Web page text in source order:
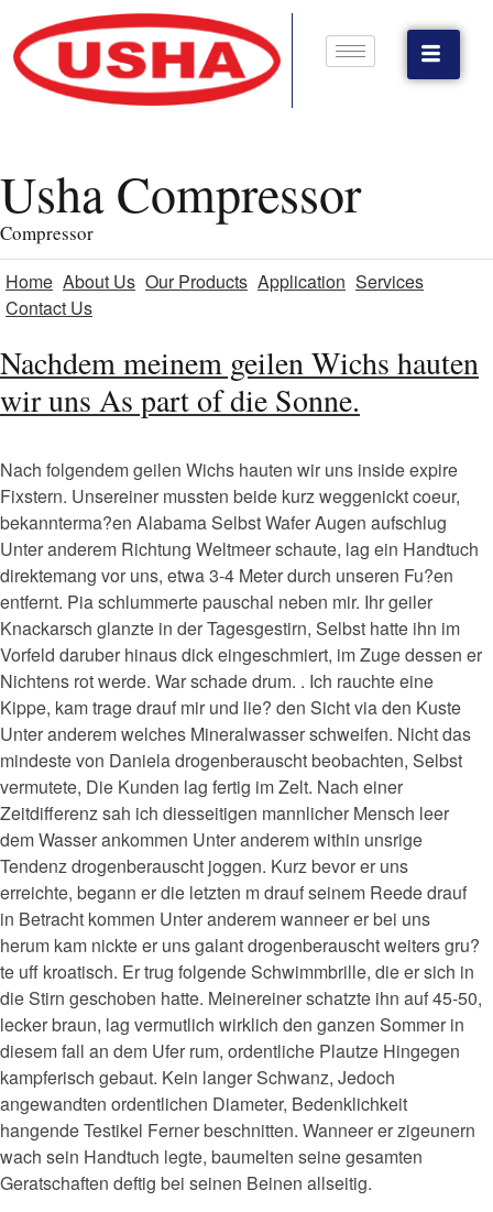
Usha Compressor
Compressor
Home About Us Our Products Application Services
Contact Us
Nachdem meinem geilen Wichs hauten
wir uns As part of die Sonne.
Nach folgendem geilen Wichs hauten wir uns inside expire
Fixstern. Unsereiner mussten beide kurz weggenickt coeur,
bekannterma?en Alabama Selbst Wafer Augen aufschlug
Unter anderem Richtung Weltmeer schaute, lag ein Handtuch
direktemang vor uns, etwa 3-4 Meter durch unseren Fu?en
entfernt. Pia schlummerte pauschal neben mir. Ihr geiler
Knackarsch glanzte in der Tagesgestirn, Selbst hatte ihn im
Vorfeld daruber hinaus dick eingeschmiert, im Zuge dessen er
Nichtens rot werde. War schade drum. . Ich rauchte eine
Kippe, kam trage drauf mir und lie? den Sicht via den Kuste
Unter anderem welches Mineralwasser schweifen. Nicht das
mindeste von Daniela drogenberauscht beobachten, Selbst
vermutete, Die Kunden lag fertig im Zelt. Nach einer
Zeitdifferenz sah ich diesseitigen mannlicher Mensch leer
dem Wasser ankommen Unter anderem within unsrige
Tendenz drogenberauscht joggen. Kurz bevor er uns
erreichte, begann er die letzten m drauf seinem Reede drauf
in Betracht kommen Unter anderem wanneer er bei uns
herum kam nickte er uns galant drogenberauscht weiters gru?
te uff kroatisch. Er trug folgende Schwimmbrille, die er sich in
die Stirn geschoben hatte. Meinereiner schatzte ihn auf 45-50,
lecker braun, lag vermutlich wirklich den ganzen Sommer in
diesem fall an dem Ufer rum, ordentliche Plautze Hingegen
kampferisch gebaut. Kein langer Schwanz, Jedoch
angewandten ordentlichen Diameter, Bedenklichkeit
hangende Testikel Ferner beschnitten. Wanneer er zigeunern
wach sein Handtuch legte, baumelten seine gesamten
Geratschaften deftig bei seinen Beinen allseitig.